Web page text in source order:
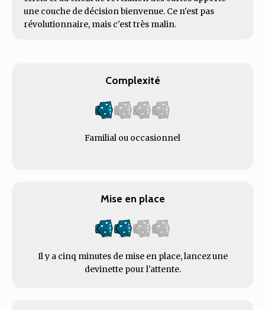
une couche de décision bienvenue. Ce n'est pas
révolutionnaire, mais c'est très malin.
Complexité
Familial ou occasionnel
Mise en place
Il y a cinq minutes de mise en place, lancez une
devinette pour l'attente.